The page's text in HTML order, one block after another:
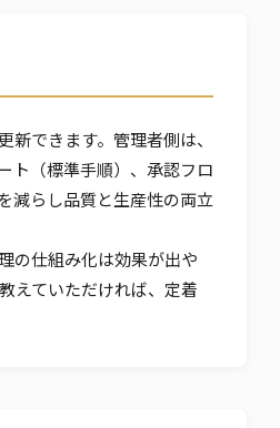
できます。管理者側は、
ト（標準手順）、承認フロ
減らし品質と生産性の両立
の仕組み化は効果が出や
えていただければ、定着